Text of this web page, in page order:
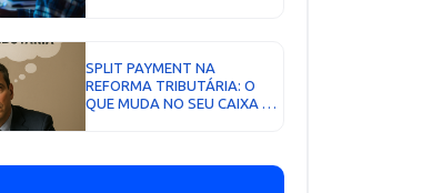
SPLIT PAYMENT NA
REFORMA TRIBUTÁRIA: O
QUE MUDA NO SEU CAIXA EM